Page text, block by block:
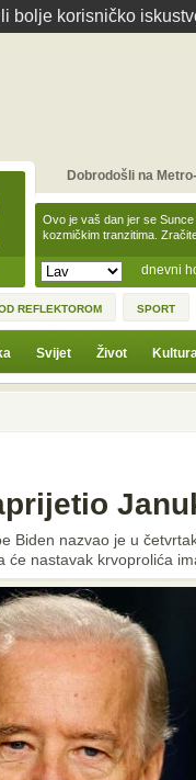
bolje korisničko
dnevni
Ovo je vaš dan jer se
kozmičkim tranzitima.
Dobrodošli na
REFLEKTOROM SPORT
Svijet Život
Biden nazvao je u
će nastavak krvoprolića